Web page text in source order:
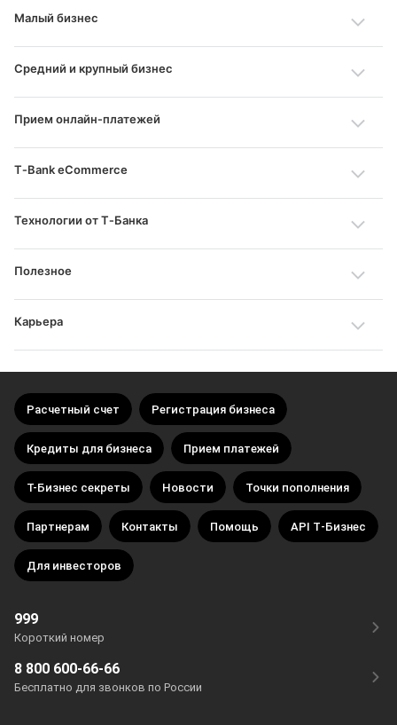
Малый бизнес
Средний и крупный бизнес
Прием онлайн‑платежей
T‑Bank eCommerce
Технологии от Т‑Банка
Полезное
Карьера
Расчетный счет Регистрация бизнеса
Кредиты для бизнеса Прием платежей
Т-Бизнес секреты Новости Точки пополнения
Партнерам Контакты Помощь API Т‑Бизнес
Для инвесторов
999
Короткий номер
8 800 600-66-66
Бесплатно для звонков по России